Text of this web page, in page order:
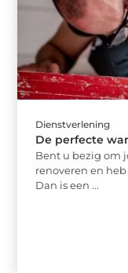
Dienstverlening
De perfecte
Bent u bezig om
renoveren en
Dan is een ...